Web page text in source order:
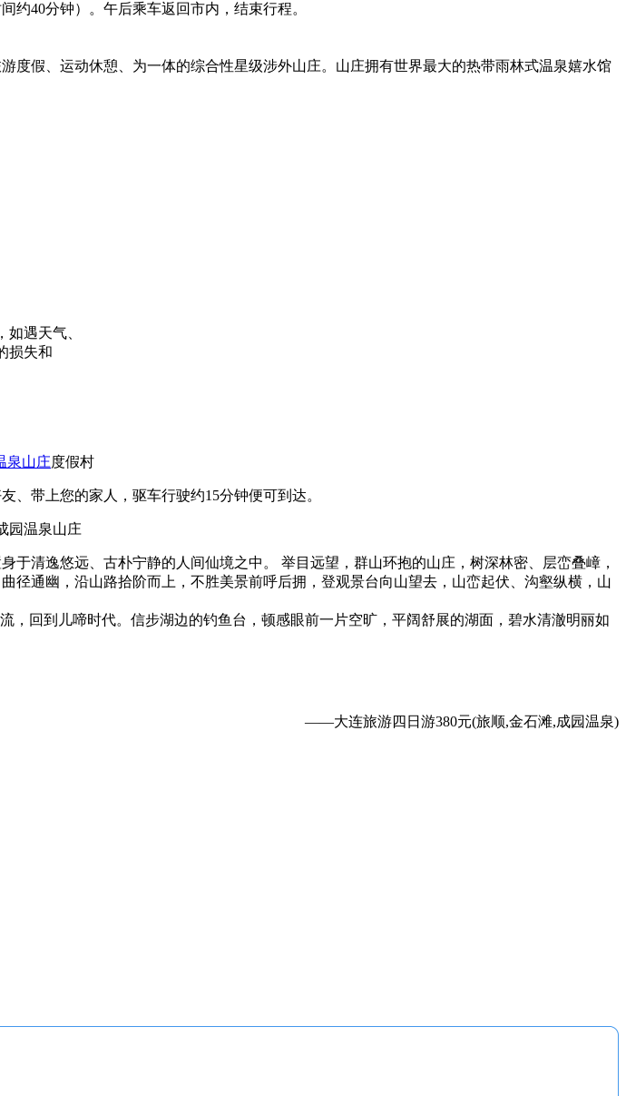
约40分钟）。午后乘车返回市内，结束行程。
度假、运动休憩、为一体的综合性星级涉外山庄。山庄拥有世界最大的热带雨林式温泉嬉水馆
遇天气、
损失和
泉山庄度假村
、带上您的家人，驱车行驶约15分钟便可到达。
清逸悠远、古朴宁静的人间仙境之中。 举目远望，群山环抱的山庄，树深林密、层峦叠嶂，
通幽，沿山路拾阶而上，不胜美景前呼后拥，登观景台向山望去，山峦起伏、沟壑纵横，山
回到儿啼时代。信步湖边的钓鱼台，顿感眼前一片空旷，平阔舒展的湖面，碧水清澈明丽如
——大连旅游四日游380元(旅顺,金石滩,成园温泉)